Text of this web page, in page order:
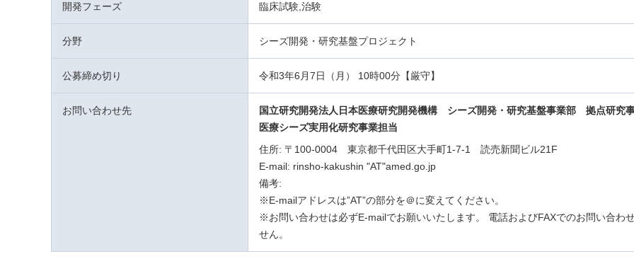
開発フェーズ 臨床試験,治験
分野 シーズ開発・研究基盤プロジェクト
公募締め切り 令和3年6月7日（月） 10時00分【厳守】
お問い合わせ先 国立研究開発法人日本医療研究開発機構 シーズ開発・研究基盤事業部 拠点研究
医療シーズ実用化研究事業担当
住所: 〒100-0004 東京都千代田区大手町1-7-1 読売新聞ビル21F
E-mail: rinsho-kakushin "AT"amed.go.jp
備考:
※E-mailアドレスは”AT”の部分を＠に変えてください。
※お問い合わせは必ずE-mailでお願いいたします。 電話およびFAXでのお問い合わ
せん。